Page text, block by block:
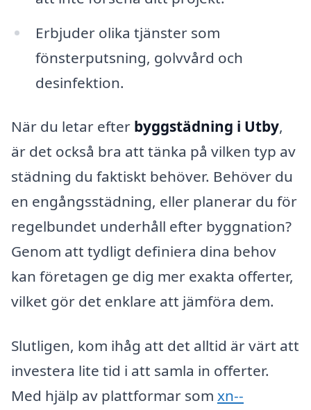
Erbjuder olika tjänster som
fönsterputsning, golvvård och
desinfektion.
När du letar efter byggstädning i Utby,
är det också bra att tänka på vilken typ av
städning du faktiskt behöver. Behöver du
en engångsstädning, eller planerar du för
regelbundet underhåll efter byggnation?
Genom att tydligt definiera dina behov
kan företagen ge dig mer exakta offerter,
vilket gör det enklare att jämföra dem.
Slutligen, kom ihåg att det alltid är värt att
investera lite tid i att samla in offerter.
Med hjälp av plattformar som xn--